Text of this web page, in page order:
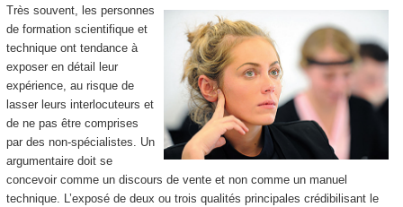
Très souvent, les personnes
de formation scientifique et
technique ont tendance à
exposer en détail leur
expérience, au risque de
lasser leurs interlocuteurs et
de ne pas être comprises
par des non-spécialistes. Un
argumentaire doit se
concevoir comme un discours de vente et non comme un manuel
technique. L’exposé de deux ou trois qualités principales crédibilisant le